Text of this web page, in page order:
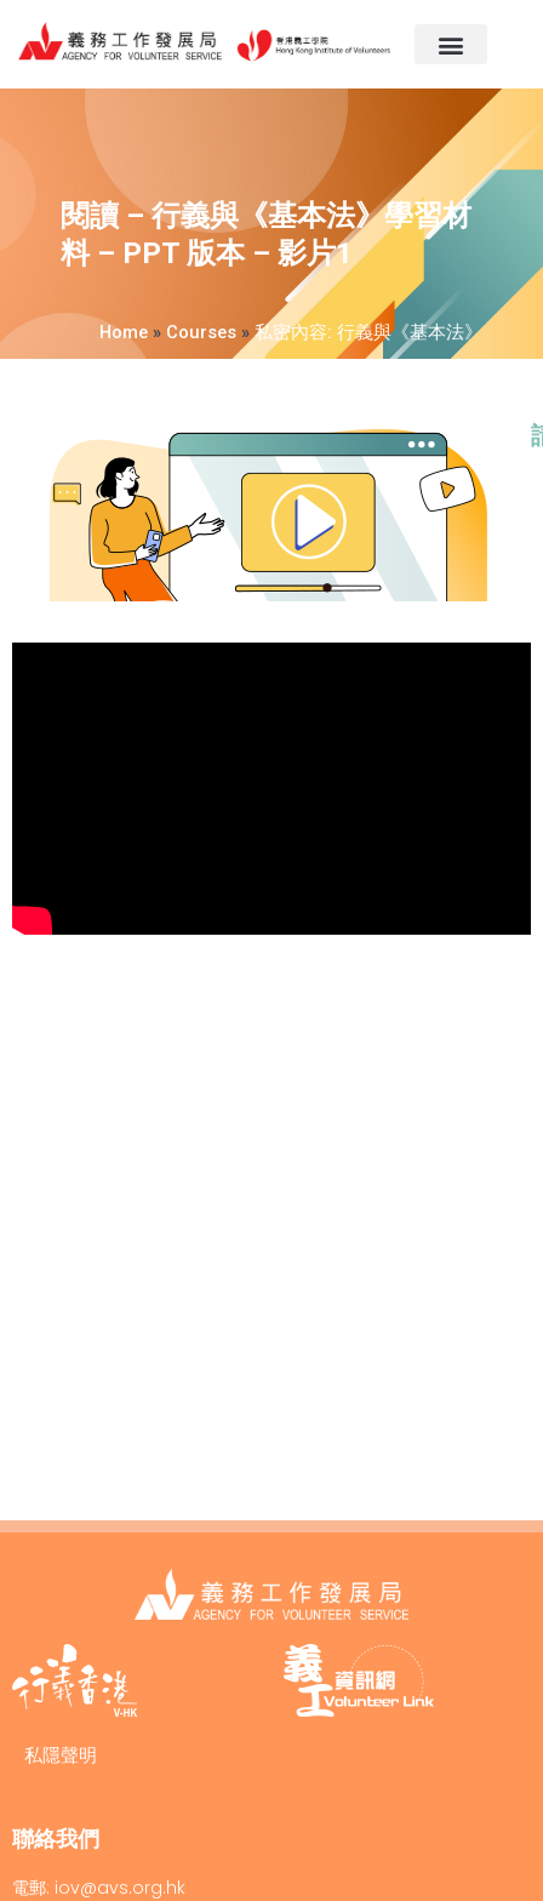
閱讀 – 行義與《基本法》學習材
料 – PPT 版本 – 影片1
Home » Courses »私密內容: 行義與《基本法》
私隱聲明
聯絡我們
電郵: iov@avs.org.hk